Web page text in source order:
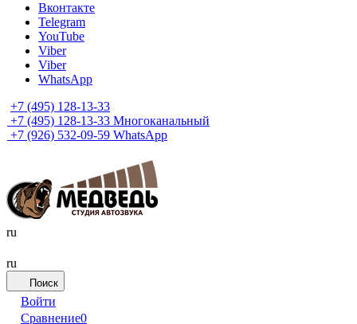
Вконтакте
Telegram
YouTube
Viber
Viber
WhatsApp
+7 (495) 128-13-33
+7 (495) 128-13-33 Многоканальный
+7 (926) 532-09-59 WhatsApp
ru
ru
Поиск
Войти
Сравнение0